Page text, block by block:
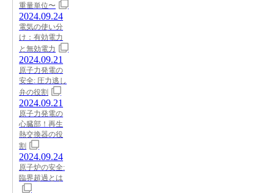
重量単位〜
2024.09.24
電気の使い分
け：有効電力
と無効電力
2024.09.21
原子力発電の
安全: 圧力逃し
弁の役割
2024.09.21
原子力発電の
心臓部！再生
熱交換器の役
割
2024.09.24
原子炉の安全:
臨界超過とは